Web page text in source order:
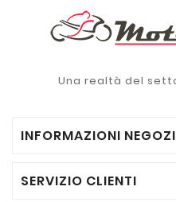
Una realtà del
INFORMAZIONI
SERVIZIO CLIENTI